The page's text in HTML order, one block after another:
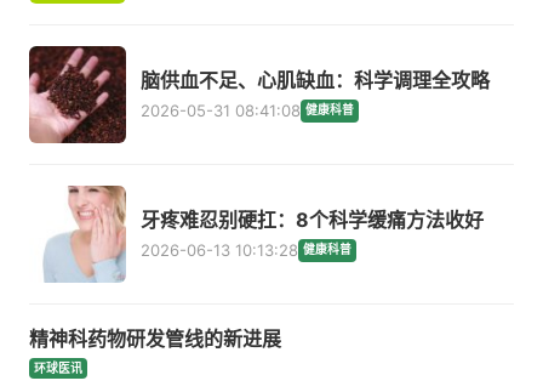
脑供血不足、心肌缺血：科学调理全攻略
2026-05-31 08:41:08 健康科普
牙疼难忍别硬扛：8个科学缓痛方法收好
2026-06-13 10:13:28 健康科普
精神科药物研发管线的新进展
环球医讯